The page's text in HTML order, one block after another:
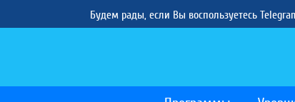
Будем рады, если Вы воспользуетесь